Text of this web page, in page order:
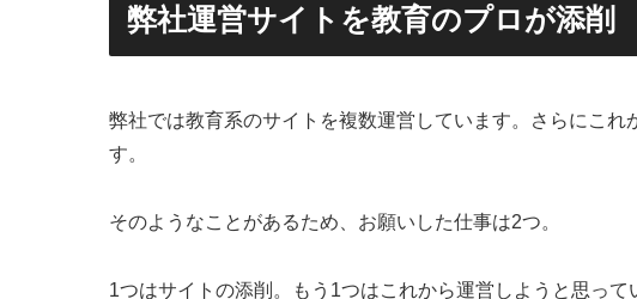
弊社運営サイトを教育のプロが添削
弊社では教育系のサイトを複数運営しています。さらにこ
す。
そのようなことがあるため、お願いした仕事は2つ。
1つはサイトの添削。もう1つはこれから運営しようと思って